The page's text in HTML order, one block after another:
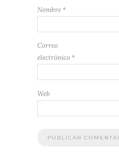
Nombre *
Correo
electrónico *
Web